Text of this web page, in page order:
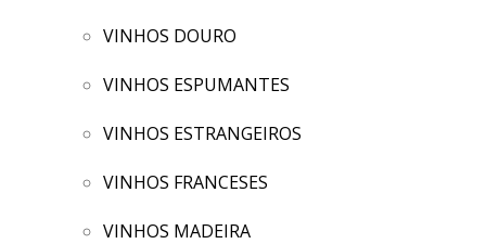
VINHOS DOURO
VINHOS ESPUMANTES
VINHOS ESTRANGEIROS
VINHOS FRANCESES
VINHOS MADEIRA